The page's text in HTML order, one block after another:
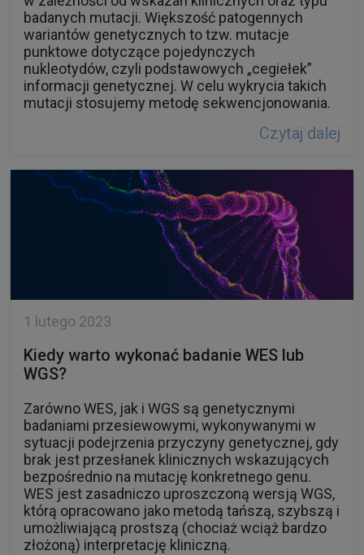
badanych mutacji. Większość patogennych
wariantów genetycznych to tzw. mutacje
punktowe dotyczące pojedynczych
nukleotydów, czyli podstawowych „cegiełek”
informacji genetycznej. W celu wykrycia takich
mutacji stosujemy metodę sekwencjonowania.
Czytaj dalej
1 lutego 2023
Kiedy warto wykonać badanie WES lub
WGS?
Zarówno WES, jak i WGS są genetycznymi
badaniami przesiewowymi, wykonywanymi w
sytuacji podejrzenia przyczyny genetycznej, gdy
brak jest przesłanek klinicznych wskazujących
bezpośrednio na mutację konkretnego genu.
WES jest zasadniczo uproszczoną wersją WGS,
którą opracowano jako metodą tańszą, szybszą i
umożliwiającą prostszą (chociaż wciąż bardzo
złożoną) interpretację kliniczną.